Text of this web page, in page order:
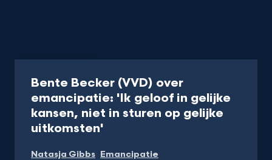
Bente Becker (VVD) over
emancipatie: 'Ik geloof in gelijke
kansen, niet in sturen op gelijke
uitkomsten'
Natasja Gibbs Emancipatie